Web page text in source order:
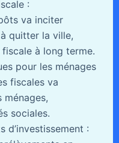
:
va inciter
quitter la ville,
à long terme.
pour les ménages
fiscales va
sociales.
d’investissement :